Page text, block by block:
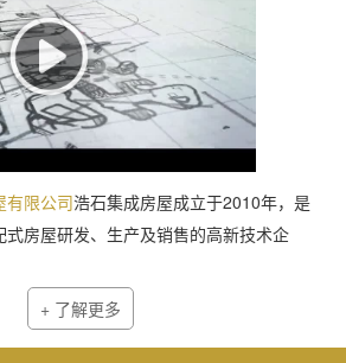
有限公司浩石集成房屋成立于2010年，是
房屋研发、生产及销售的高新技术企
+ 了解更多